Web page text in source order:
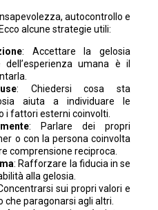
autocontrollo e
alcune strategie utili:
: Accettare la gelosia
umana è il
: Chiedersi cosa sta
aiuta a individuare le
i fattori esterni coinvolti.
: Parlare dei propri
o con la persona coinvolta
comprensione reciproca.
: Rafforzare la fiducia in se
alla gelosia.
sui propri valori e
paragonarsi agli altri.